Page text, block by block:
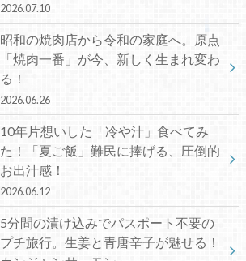
2026.07.10
昭和の焼肉店から令和の家庭へ。原点
「焼肉一番」が今、新しく生まれ変わ
る！
2026.06.26
10年片想いした「冷や汁」食べてみ
た！「夏ご飯」難民に捧げる、圧倒的
お出汁感！
2026.06.12
5分間の漬け込みでパスポート不要の
プチ旅行。生姜と青唐辛子が魅せる！